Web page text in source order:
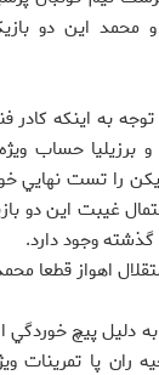
محمد اين دو
توجه به اينكه
برزيليا حساب
را تست نهايي
غيبت اين دو
وجود دارد.
اهواز قطعا
پيچ خوردگي از
پا تمرينات